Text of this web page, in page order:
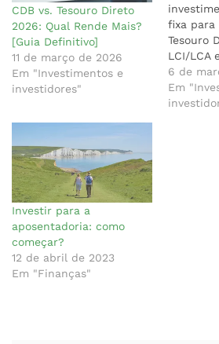
CDB vs. Tesouro Direto
2026: Qual Rende Mais?
[Guia Definitivo]
11 de março de 2026
Em "Investimentos e
investidores"
fixa para
Tesouro
LCI/LCA
com
6 de
Em
Investir para a
aposentadoria: como
começar?
12 de abril de 2023
Em "Finanças"